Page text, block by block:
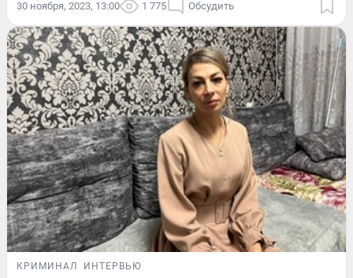
30 ноября, 2023, 13:00 1 775 Обсудить
КРИМИНАЛ ИНТЕРВЬЮ